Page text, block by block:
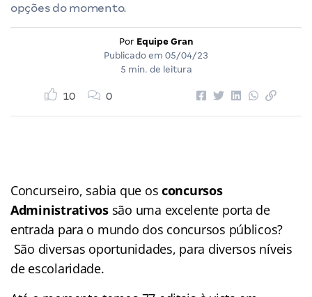
opções do momento.
Por Equipe Gran
Publicado em 05/04/23
5 min. de leitura
10 0
Concurseiro, sabia que os concursos
Administrativos são uma excelente porta de
entrada para o mundo dos concursos públicos?
São diversas oportunidades, para diversos níveis
de escolaridade.